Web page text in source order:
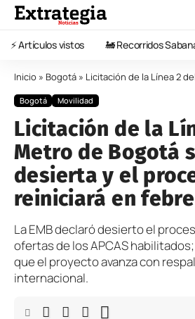
⚡️ Artículos vistos 🚂 Recorridos
Inicio » Bogotá » Licitación de la Línea 2 del Metro de Bogotá se
Bogotá Movilidad
Licitación de la
Metro de Bogotá
desierta y el
reiniciará en
La EMB declaró desierto el
ofertas de los APCAS
que el proyecto avanza con
internacional.